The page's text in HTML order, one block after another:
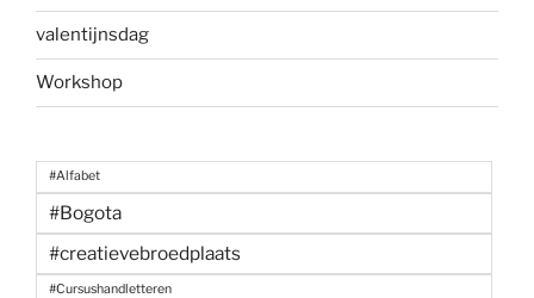
valentijnsdag
Workshop
#Alfabet
#Bogota
#creatievebroedplaats
#Cursushandletteren